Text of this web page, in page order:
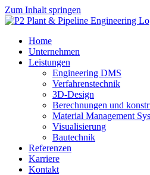
Zum Inhalt springen
Home
Unternehmen
Leistungen
Engineering DMS
Verfahrenstechnik
3D-Design
Berechnungen und
Material Management
Visualisierung
Bautechnik
Referenzen
Karriere
Kontakt